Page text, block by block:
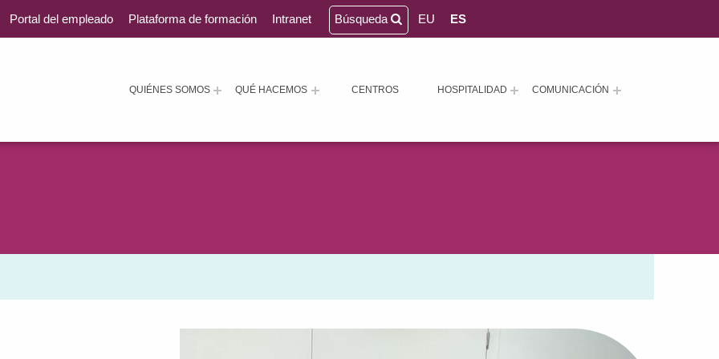
QUIÉNES SOMOS QUÉ HACEMOS CENTROS HOSPITALIDAD COMUNICACIÓN
Portal del empleado Plataforma de formación Intranet Búsqueda EU ES